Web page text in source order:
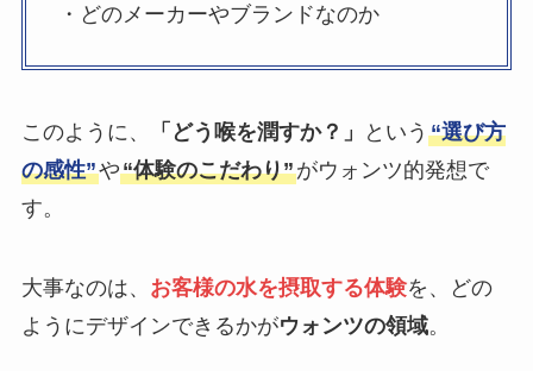
・どのメーカーやブランドなのか
このように、 「どう喉を潤すか？」 という “選び方
の感性”や“体験のこだわり”がウォンツ的発想で
す。
大事なのは、 お客様の水を摂取する体験を、どの
ようにデザインできるかがウォンツの領域。